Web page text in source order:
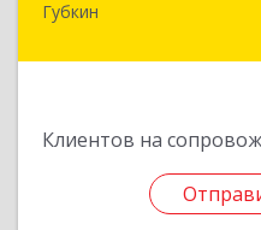
Губкин
Клиентов на
309181,